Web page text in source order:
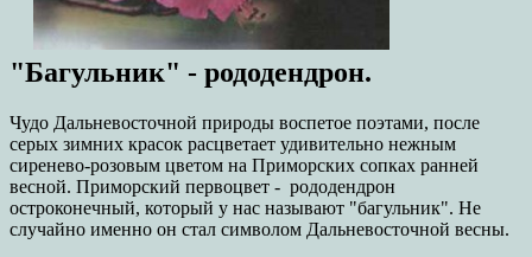
"Багульник" - рододендрон.
Чудо Дальневосточной природы воспетое поэтами, после
серых зимних красок расцветает удивительно нежным
сиренево-розовым цветом на Приморских сопках ранней
весной. Приморский первоцвет - рододендрон
остроконечный, который у нас называют "багульник". Не
случайно именно он стал символом Дальневосточной весны.